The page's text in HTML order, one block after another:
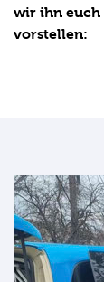
wir ihn euch
vorstellen: